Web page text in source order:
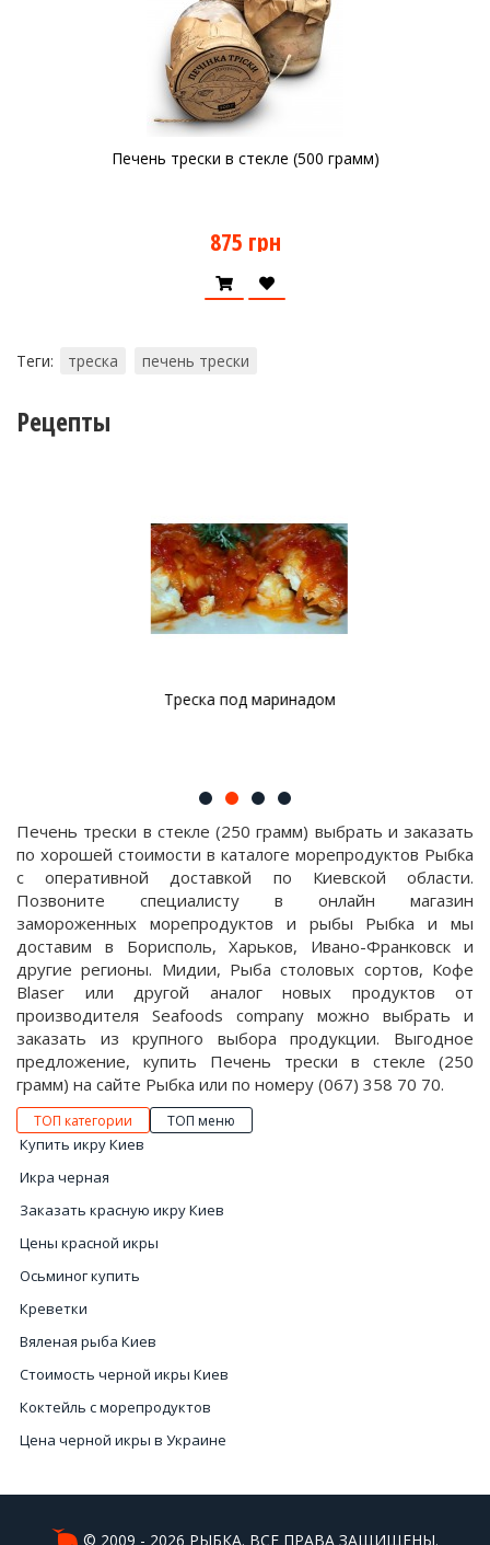
Печень трески в стекле (500 грамм)
875 грн
Теги: треска печень трески
Рецепты
Треска под маринадом
Печень трески в стекле (250 грамм) выбрать и заказать
по хорошей стоимости в каталоге морепродуктов Рыбка
с оперативной доставкой по Киевской области.
Позвоните специалисту в онлайн магазин
замороженных морепродуктов и рыбы Рыбка и мы
доставим в Борисполь, Харьков, Ивано-Франковск и
другие регионы. Мидии, Рыба столовых сортов, Кофе
Blaser или другой аналог новых продуктов от
производителя Seafoods company можно выбрать и
заказать из крупного выбора продукции. Выгодное
предложение, купить Печень трески в стекле (250
грамм) на сайте Рыбка или по номеру (067) 358 70 70.
ТОП категории ТОП меню
Купить икру Киев
Икра черная
Заказать красную икру Киев
Цены красной икры
Осьминог купить
Креветки
Вяленая рыба Киев
Стоимость черной икры Киев
Коктейль с морепродуктов
Цена черной икры в Украине
Черная икра купить цена
© 2009 - 2026 РЫБКА. ВСЕ ПРАВА ЗАЩИЩЕНЫ.